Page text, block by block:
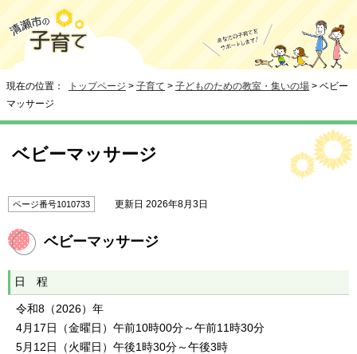
現在の位置： トップページ > 子育て > 子どものための教室・集いの場 > ベビー
マッサージ
ベビーマッサージ
ページ番号1010733 更新日 2026年8月3日
ベビーマッサージ
日 程
令和8（2026）年
4月17日（金曜日）午前10時00分～午前11時30分
5月12日（火曜日）午後1時30分～午後3時